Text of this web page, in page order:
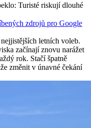
Turisté riskují dlouhé
zdrojů pro Google
letních voleb.
začínají znovu narážet
rok. Stačí špatně
změnit v únavné čekání